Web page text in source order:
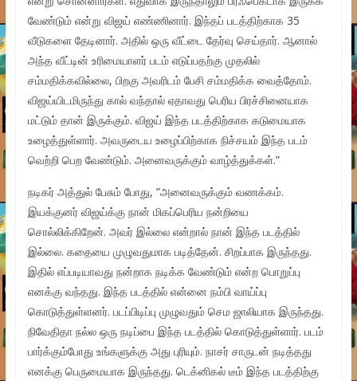
வேண்டும் என்று விஜய் எண்ணினார். இந்தப் படத்திற்காக 35
வீடுகளை தேடினார். அதில் ஒரு வீட்டை தேர்வு செய்தார். ஆனால்
அந்த வீட்டின் உரிமையாளர் படம் எடுப்பதற்கு முதலில்
சம்மதிக்கவில்லை, பிறகு அவரிடம் பேசி சம்மதிக்க வைத்தோம்.
விஜய்யிடமிருந்து கால் வந்தால் ஏதாவது பெரிய பிரச்சினையாக
மட்டும் தான் இருக்கும். விஜய் இந்த படத்திற்காக கடுமையாக
உழைத்துள்ளார். அவருடைய உழைப்பிற்காக நிச்சயம் இந்த படம்
வெற்றி பெற வேண்டும். அனைவருக்கும் வாழ்த்துக்கள்.”
நடிகர் அத்துல் பேசும் போது, ”அனைவருக்கும் வணக்கம்.
இயக்குனர் விஜய்க்கு நான் மிகப்பெரிய நன்றியை
சொல்லிக்கிறேன். அவர் இல்லை என்றால் நான் இந்த படத்தில்
இல்லை. கதையை முழுவதுமாக படித்தேன். சிறப்பாக இருந்தது.
இதில் எப்படியாவது நன்றாக நடிக்க வேண்டும் என்ற பொறுப்பு
எனக்கு வந்தது. இந்த படத்தில் என்னை நம்பி வாய்ப்பு
கொடுத்துள்ளனர். படப்பிடிப்பு முழுவதும் செம ஜாலியாக இருந்தது.
நிவேதிதா நல்ல ஒரு நடிப்பை இந்த படத்தில் கொடுத்துள்ளார். படம்
பார்க்கும்போது உங்களுக்கு அது புரியும். நாசர் சாருடன் நடித்தது
எனக்கு பெருமையாக இருந்தது. டெக்னிகல் டீம் இந்த படத்திற்கு